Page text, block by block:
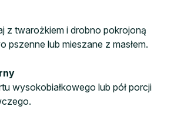
z twarożkiem i drobno pokrojoną
pszenne lub mieszane z masłem.
wysokobiałkowego lub pół porcji